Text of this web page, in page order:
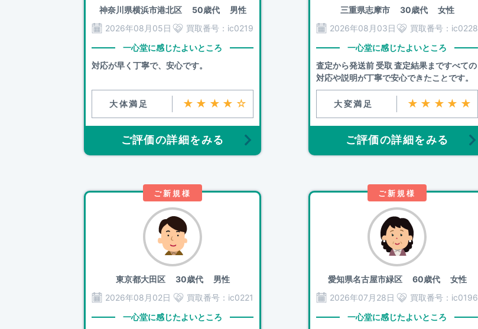
神奈川県横浜市港北区50歳代 男性
2026年08月05日
買取番号： ic0219
一心堂に感じたよいところ
対応が早く丁寧で、安心です。
大体満足 ★★★★☆
ご評価の詳細をみる
三重県志摩市30歳代 女性
2026年08月03日
買取番号： ic0228
一心堂に感じたよいところ
査定から発送前 受取 査定結果まですべての
対応や説明が丁寧で安心できたことです。
大変満足 ★★★★★
ご評価の詳細をみる
ご新規様
東京都大田区30歳代 男性
2026年08月02日
買取番号： ic0221
一心堂に感じたよいところ
ご新規様
愛知県名古屋市緑区60歳代 女性
2026年07月28日
買取番号： ic0196
一心堂に感じたよいところ